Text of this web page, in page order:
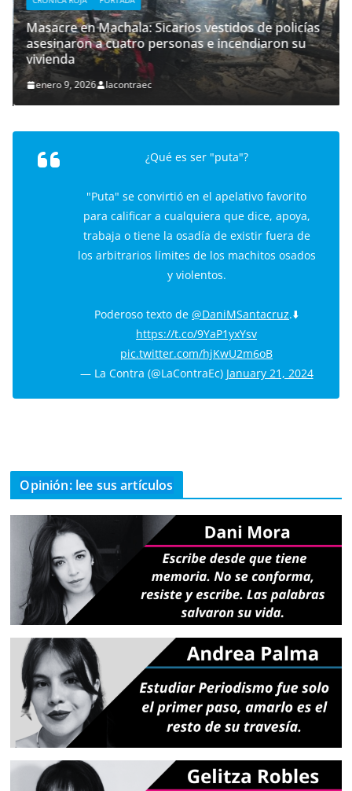
Masacre en Machala: Sicarios vestidos de policías
asesinaron a cuatro personas e incendiaron su
vivienda
enero 9, 2026 lacontraec
¿Qué es ser "puta"?
"Puta" se convirtió en el apelativo favorito
para calificar a cualquiera que dice, apoya,
trabaja o tiene la osadía de existir fuera de
los arbitrarios límites de los machitos osados
y violentos.
Poderoso texto de @DaniMSantacruz.⬇️
https://t.co/9YaP1yxYsv
pic.twitter.com/hjKwU2m6oB
— La Contra (@LaContraEc) January 21, 2024
Opinión: lee sus artículos